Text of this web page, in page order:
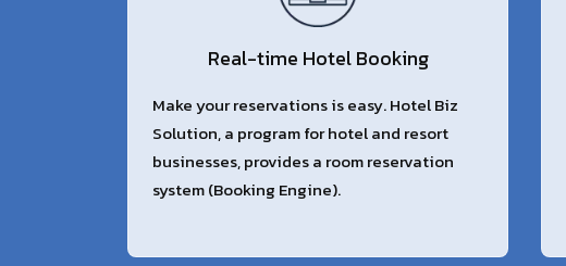
Real-time Hotel Booking
Make your reservations is easy. Hotel Biz
Solution, a program for hotel and resort
businesses, provides a room reservation
system (Booking Engine).